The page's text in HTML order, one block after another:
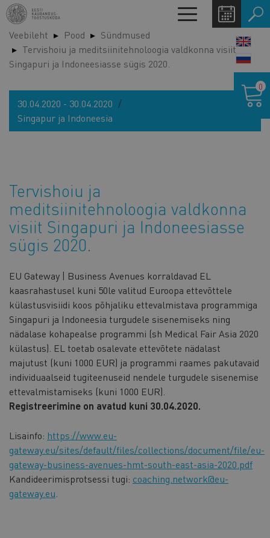
Liigu
edasi
põhisisu
juurde
Toggle
navigation
Veebileht Pood
Sündmused
Tervishoiu ja meditsiinitehnoloogia valdkonna visiit
Singapuri ja Indoneesiasse sügis 2020.
30.04.2020 - 30.04.2020
Singapur ja Indoneesia
Tervishoiu ja
meditsiinitehnoloogia valdkonna
visiit Singapuri ja Indoneesiasse
sügis 2020.
EU Gateway | Business Avenues korraldavad EL
kaasrahastusel kuni 50le valitud Euroopa ettevõttele
külastusvisiidi koos põhjaliku ettevalmistava programmiga
Singapuri ja Indoneesia turgudele sisenemiseks ning
nädalase kohapealse programmi (sh Medical Fair Asia 2020
külastus). EL toetab osalevate ettevõtete nädalast
majutust (kuni 1000 EUR) ja programmi raames pakutavaid
individuaalseid tugiteenuseid nendele turgudele sisenemise
ettevalmistamiseks (kuni 1000 EUR).
Registreerimine on avatud kuni 30.04.2020.
Lisainfo: https://www.eu-
gateway.eu/sites/default/files/collections/document/file/eu-
gateway-business-avenues-hmt-south-east-asia-2020.pdf
Kandideerimisprotsessi tugi: coaching.network@eu-
gateway.eu
0